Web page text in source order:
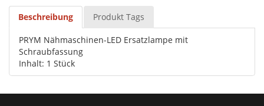
Beschreibung Produkt Tags
PRYM Nähmaschinen-LED Ersatzlampe mit
Schraubfassung
Inhalt: 1 Stück